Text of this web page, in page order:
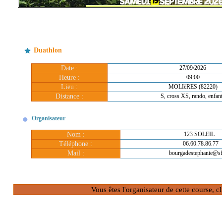
Duathlon
Date : 27/09/2026
Heure : 09:00
Lieu : MOLIèRES (82220)
Distance : S, cross XS, rando,
Organisateur
Nom : 123 SOLEIL
Téléphone : 06.60.78.86.77
Mail :
Vous êtes l'organisateur de cette course,